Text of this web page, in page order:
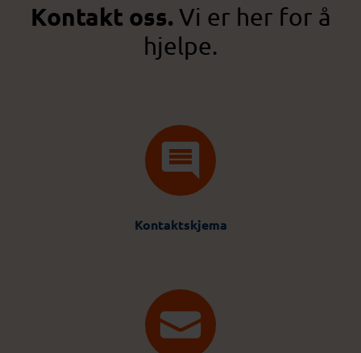
Kontakt oss.Vi er her for å
hjelpe.
Kontaktskjema